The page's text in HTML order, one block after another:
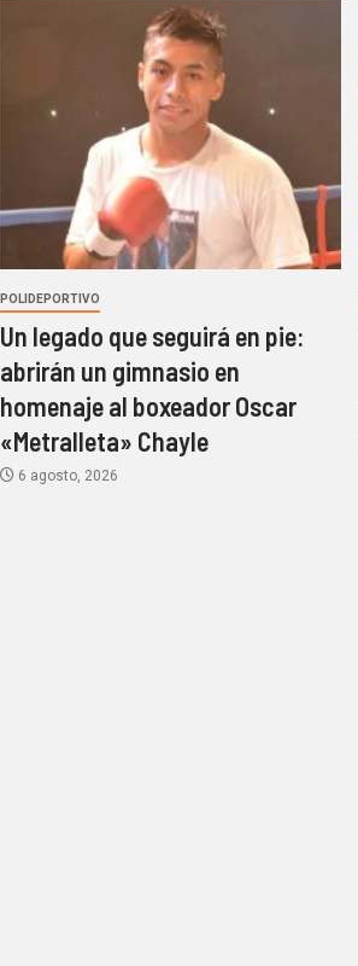
POLIDEPORTIVO
Un legado que seguirá en pie:
abrirán un gimnasio en
homenaje al boxeador Oscar
«Metralleta» Chayle
6 agosto, 2026